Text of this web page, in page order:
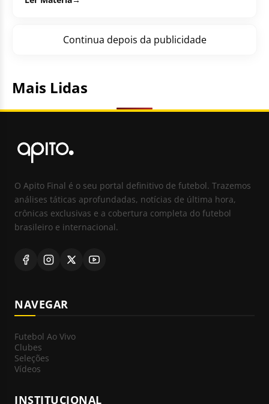
Continua depois da publicidade
Mais Lidas
O Apito Final é o seu portal definitivo de futebol. Trazemos
análises táticas aprofundadas, notícias de última hora,
crônicas exclusivas e a cobertura completa do futebol
brasileiro e internacional.
NAVEGAR
Futebol Ao Vivo
Clubes
Seleções
Vídeos
INSTITUCIONAL